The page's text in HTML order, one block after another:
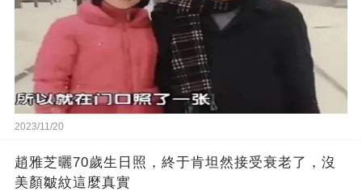
2023/11/20
趙雅芝曬70歲生日照，終于肯坦然接受衰老了，沒
美顏皺紋這麼真實